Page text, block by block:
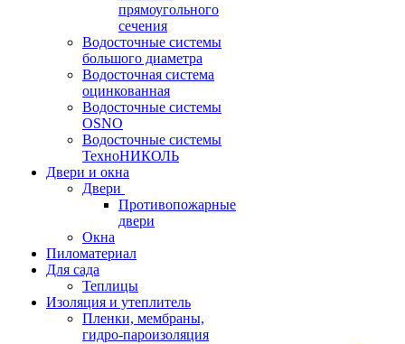
прямоугольного
сечения
Водосточные системы
большого диаметра
Водосточная система
оцинкованная
Водосточные системы
OSNO
Водосточные системы
ТехноНИКОЛЬ
Двери и окна
Двери
Противопожарные
двери
Окна
Пиломатериал
Для сада
Теплицы
Изоляция и утеплитель
Пленки, мембраны,
гидро-пароизоляция